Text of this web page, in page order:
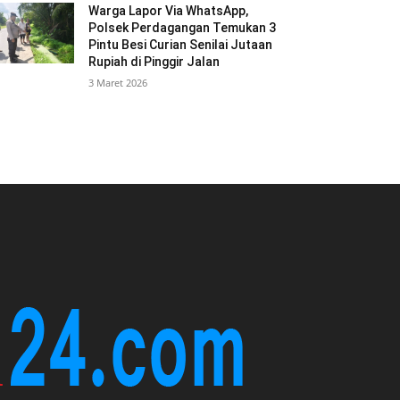
Warga Lapor Via WhatsApp,
Polsek Perdagangan Temukan 3
Pintu Besi Curian Senilai Jutaan
Rupiah di Pinggir Jalan
3 Maret 2026